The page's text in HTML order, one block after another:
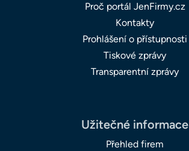
Proč portál JenFirmy.cz
Kontakty
Prohlášení o přístupnosti
Tiskové zprávy
Transparentní zprávy
Užitečné informace
Přehled firem